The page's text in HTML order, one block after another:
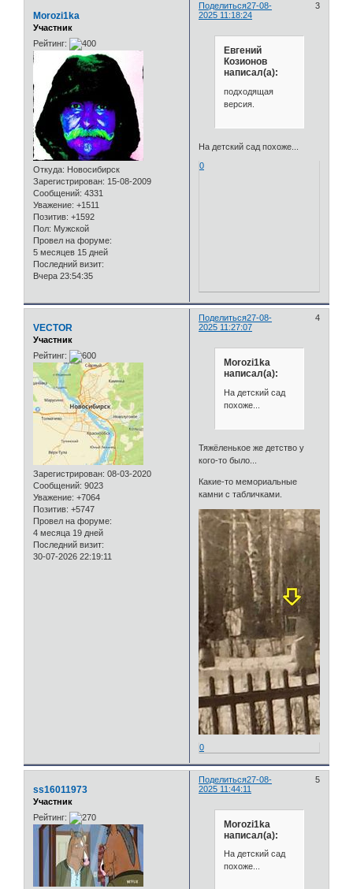
Поделиться 3
27-08-
2025 11:18:24
Morozi1ka
Участник
Рейтинг:
Откуда: Новосибирск
Зарегистрирован: 15-08-2009
Сообщений: 4331
Уважение: +1511
Позитив: +1592
Пол: Мужской
Провел на форуме:
5 месяцев 15 дней
Последний визит:
Вчера 23:54:35
Евгений
Козионов
написал(а):
подходящая
версия.
На детский сад похоже...
0
Поделиться 4
27-08-
2025 11:27:07
VECTOR
Участник
Рейтинг:
Зарегистрирован: 08-03-2020
Сообщений: 9023
Уважение: +7064
Позитив: +5747
Провел на форуме:
4 месяца 19 дней
Последний визит:
30-07-2026 22:19:11
Morozi1ka
написал(а):
На детский сад
похоже...
Тяжёленькое же детство у
кого-то было...
Какие-то мемориальные
камни с табличками.
0
Поделиться 5
27-08-
2025 11:44:11
ss16011973
Участник
Рейтинг:
Morozi1ka
написал(а):
На детский сад
похоже...